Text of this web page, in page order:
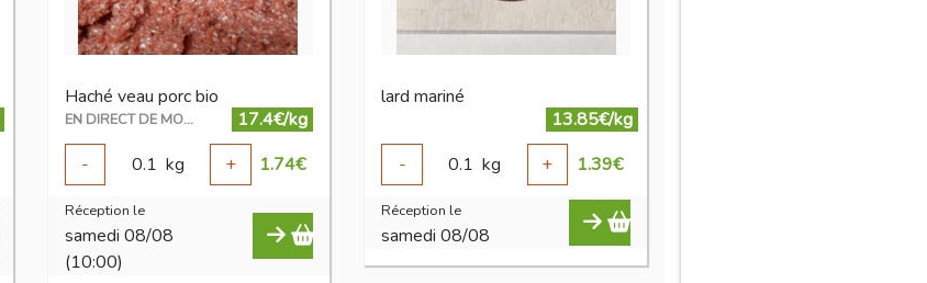
Haché veau porc bio
EN DIRECT DE MON ÉLEVAGE
17.4€/kg
-
0.1 kg + 1.74€
Réception le
samedi 08/08
(10:00)
lard mariné
13.85€/kg
-
0.1 kg + 1.39€
Réception le
samedi 08/08